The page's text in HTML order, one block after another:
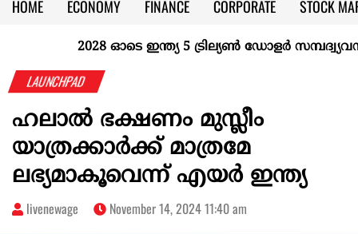
HOME ECONOMY FINANCE CORPORATE
STOCK
KERALA @70
2028 ഓടെ ഇന്ത്യ 5 ട്രില്യണ്‍ ഡോളര്‍
LAUNCHPAD
ഹലാല്‍ ഭക്ഷണം മുസ്ലീം
യാത്രക്കാര്‍ക്ക് മാത്രമേ
ലഭ്യമാകൂവെന്ന് എയര്‍ ഇന്ത്യ
livenewage November 14, 2024 11:40 am